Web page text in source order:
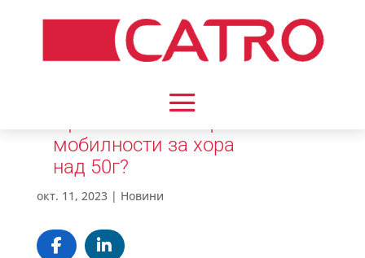
мобилности за хора
над 50г?
окт. 11, 2023| Новини